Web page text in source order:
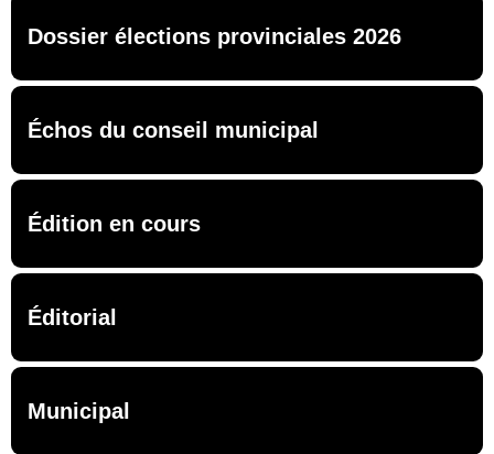
Dossier élections provinciales 2026
Échos du conseil municipal
Édition en cours
Éditorial
Municipal